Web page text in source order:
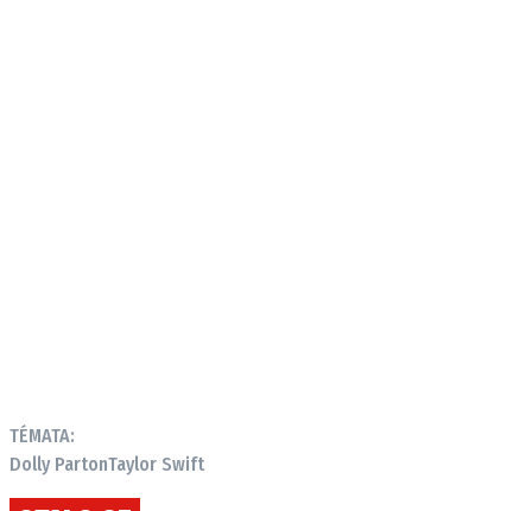
TÉMATA:
Dolly PartonTaylor Swift